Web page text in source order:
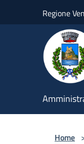
Regione
Home